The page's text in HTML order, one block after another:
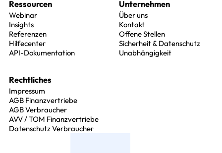
Ressourcen
Webinar
Insights
Referenzen
Hilfecenter
API-Dokumentation
Unternehmen
Über uns
Kontakt
Offene Stellen
Sicherheit & Datenschutz
Unabhängigkeit
Rechtliches
Impressum
AGB Finanzvertriebe
AGB Verbraucher
AVV / TOM Finanzvertriebe
Datenschutz Verbraucher